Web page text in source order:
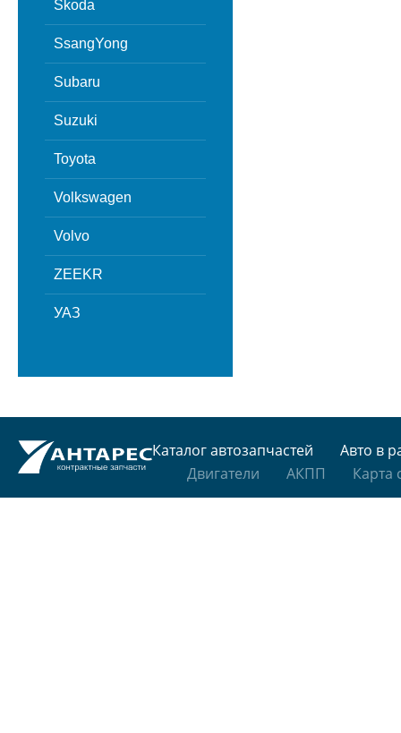
Skoda
SsangYong
Subaru
Suzuki
Toyota
Volkswagen
Volvo
ZEEKR
УАЗ
Каталог автозапчастей
Авто в
Двигатели
АКПП Карта